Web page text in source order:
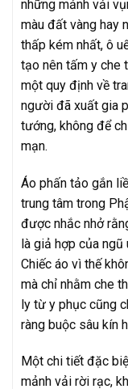
những mảnh vải
màu đất vàng hay
thấp kém nhất, ô
tạo nên tấm y che
một quy định về
người đã xuất gia
tướng, không để
mạn.
Áo phấn tảo gắn
trung tâm trong
được nhắc nhở
là giả hợp của ngũ
Chiếc áo vì thế
mà chỉ nhằm che
ly từ y phục cũng
ràng buộc sâu kín
Một chi tiết đặc
mảnh vải rời rạc,